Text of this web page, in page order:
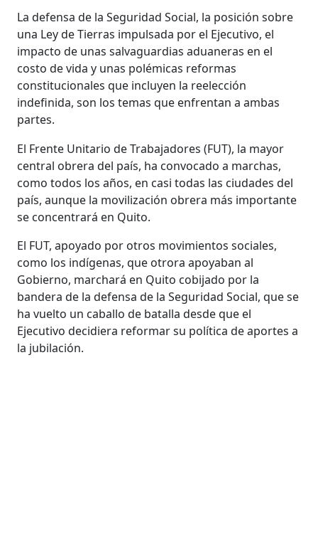
La defensa de la Seguridad Social, la posición sobre
una Ley de Tierras impulsada por el Ejecutivo, el
impacto de unas salvaguardias aduaneras en el
costo de vida y unas polémicas reformas
constitucionales que incluyen la reelección
indefinida, son los temas que enfrentan a ambas
partes.
El Frente Unitario de Trabajadores (FUT), la mayor
central obrera del país, ha convocado a marchas,
como todos los años, en casi todas las ciudades del
país, aunque la movilización obrera más importante
se concentrará en Quito.
El FUT, apoyado por otros movimientos sociales,
como los indígenas, que otrora apoyaban al
Gobierno, marchará en Quito cobijado por la
bandera de la defensa de la Seguridad Social, que se
ha vuelto un caballo de batalla desde que el
Ejecutivo decidiera reformar su política de aportes a
la jubilación.